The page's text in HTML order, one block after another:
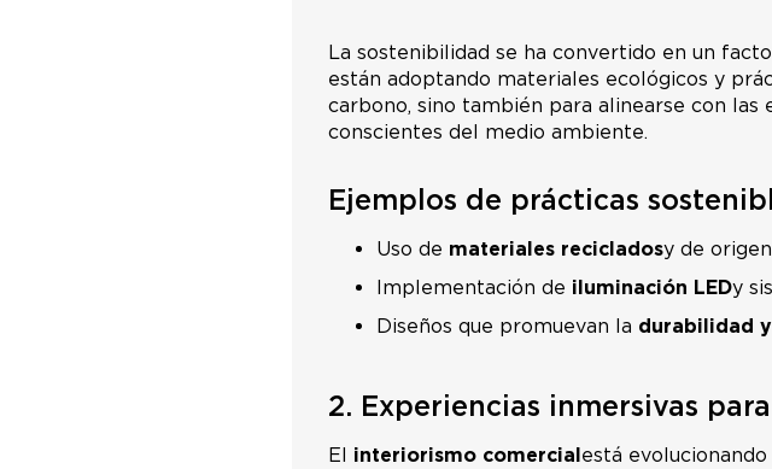
La sostenibilidad se ha convertido en un
están adoptando materiales ecológicos y
carbono, sino también para alinearse con las
conscientes del medio ambiente.
Ejemplos de prácticas
Uso de materiales recicladosy de
Implementación de iluminación LEDy
Diseños que promuevan la durabilidad
2. Experiencias inmersivas
El interiorismo comercial está